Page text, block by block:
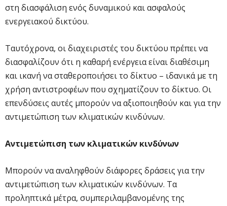
στη διασφάλιση ενός δυναμικού και ασφαλούς
ενεργειακού δικτύου.
Ταυτόχρονα, οι διαχειριστές του δικτύου πρέπει να
διασφαλίζουν ότι η καθαρή ενέργεια είναι διαθέσιμη
και ικανή να σταθεροποιήσει το δίκτυο – ιδανικά με τη
χρήση αντιστροφέων που σχηματίζουν το δίκτυο. Οι
επενδύσεις αυτές μπορούν να αξιοποιηθούν και για την
αντιμετώπιση των κλιματικών κινδύνων.
Αντιμετώπιση των κλιματικών κινδύνων
Μπορούν να αναληφθούν διάφορες δράσεις για την
αντιμετώπιση των κλιματικών κινδύνων. Τα
προληπτικά μέτρα, συμπεριλαμβανομένης της